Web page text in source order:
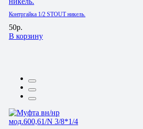
Контргайка 1/2 STOUT никель.
50р.
В корзину